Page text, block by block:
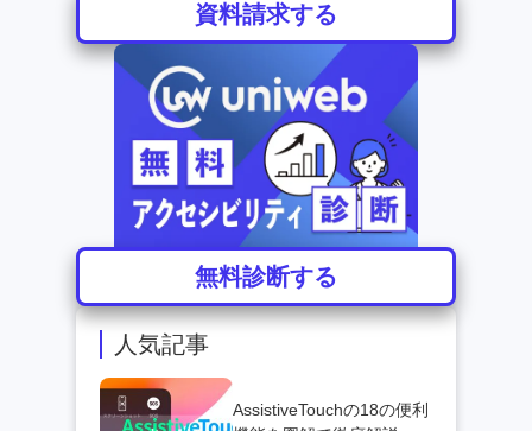
人気記事
AssistiveTouchの18の便利
資料請求する
無料診断する